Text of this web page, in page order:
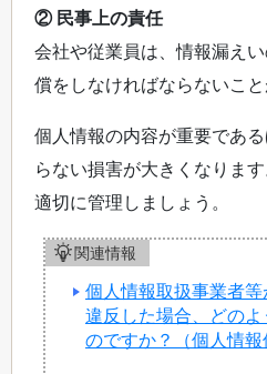
② 民事上の責任
会社や従業員は、情報漏え
償をしなければならないこと
個人情報の内容が重要であ
らない損害が大きくなりま
適切に管理しましょう。
関連情報
個人情報取扱事業者
違反した場合、どの
のですか？（個人情報